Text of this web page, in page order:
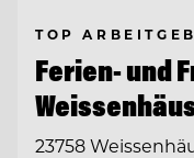
TOP
Ferien- und
23758